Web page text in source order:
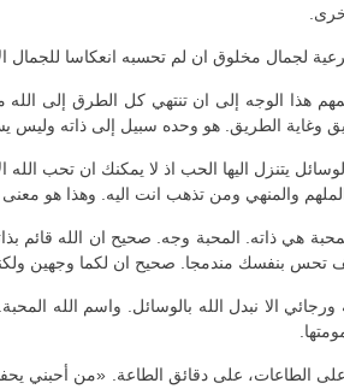
لجمال مخلوق ان لم تحسبه انعكاسا للجمال
هذا الوجه إلى ان تنتهي كل الطرق إلى
وغاية الطريق. هو وحده سبيل إلى ذاته وليس
يتنزل اليها الحب اذ لا يمكنك ان تحب
والمنهي ومن تذهب انت اليه. وهذا هو معنى
هي ذاته. المحبة وجه. صحيح ان الله
تحس بنفسك مندمجا. صحيح ان لكما وجهين
الا نبدل الله بالوسائل. واسم الله
الطاعات، على دقائق الطاعة. «من أحبني